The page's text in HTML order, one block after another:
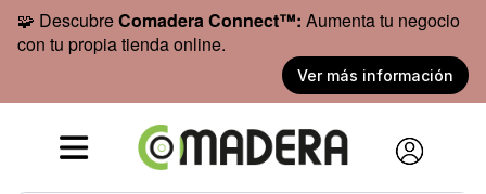
🧩 DescubreComadera Connect™: Aumenta tu negocio
con tu propia tienda online.
Ver más información